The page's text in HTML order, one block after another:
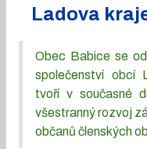
Ladova
Obec Babice se
společenství obcí
tvoří v současné
všestranný rozvoj
občanů členských